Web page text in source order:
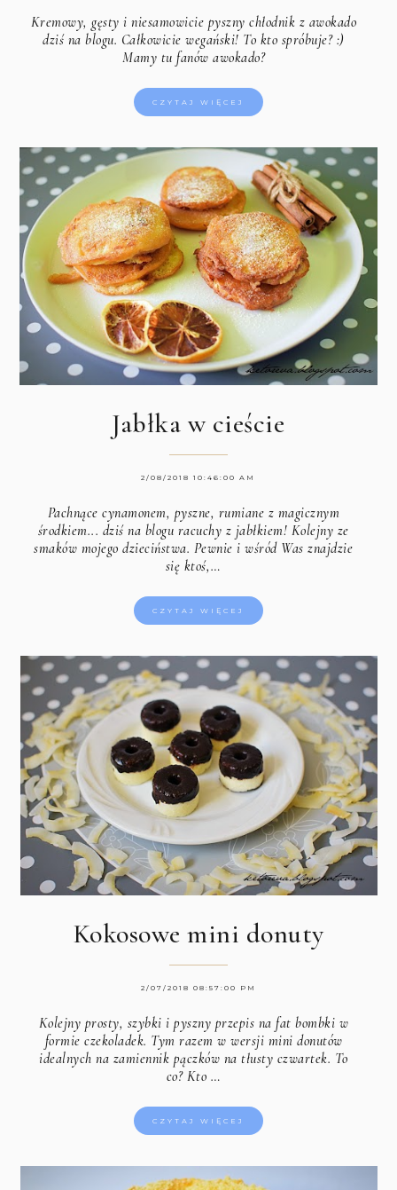
Kremowy, gęsty i niesamowicie pyszny chłodnik z awokado
dziś na blogu. Całkowicie wegański! To kto spróbuje? :)
Mamy tu fanów awokado?
CZYTAJ WIĘCEJ
Jabłka w cieście
2/08/2018 10:46:00 AM
Pachnące cynamonem, pyszne, rumiane z magicznym
środkiem... dziś na blogu racuchy z jabłkiem! Kolejny ze
smaków mojego dzieciństwa. Pewnie i wśród Was znajdzie
się ktoś,…
CZYTAJ WIĘCEJ
Kokosowe mini donuty
2/07/2018 08:57:00 PM
Kolejny prosty, szybki i pyszny przepis na fat bombki w
formie czekoladek. Tym razem w wersji mini donutów
idealnych na zamiennik pączków na tłusty czwartek. To
co? Kto …
CZYTAJ WIĘCEJ